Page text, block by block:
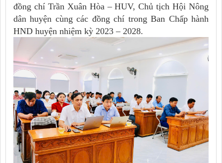
đồng chí Trần Xuân Hòa – HUV, Chủ tịch Hội Nông
dân huyện cùng các đồng chí trong Ban Chấp hành
HND huyện nhiệm kỳ 2023 – 2028.